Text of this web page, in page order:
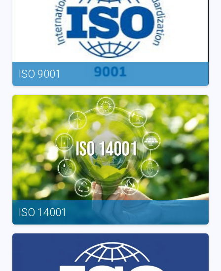
ISO 9001
ISO 14001